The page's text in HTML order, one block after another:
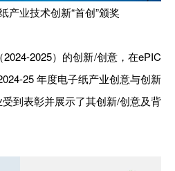
产业技术创新“首创”颁奖
2025）的创新/创意，在ePIC
25 年度电子纸产业创意与创新
到表彰并展示了其创新/创意及背